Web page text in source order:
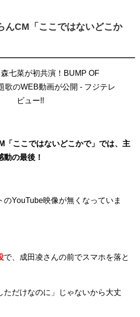
んCM「ここではないどこか
「ここではないどこかで」では、主
の最後！
のYouTube映像が無くなっていま
で、成田凌さんの前でスマホを落と
ただけなのに」じゃないから大丈